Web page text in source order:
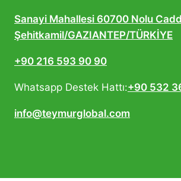
Sanayi Mahallesi 60700 Nolu
Şehitkamil/GAZIANTEP/TÜRKİYE
+90 216 593 90 90
Whatsapp Destek Hattı:+90 532
info@teymurglobal.com